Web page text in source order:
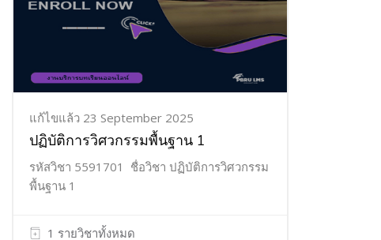
แก้ไขแล้ว 23 September 2025
ปฏิบัติการวิศวกรรมพื้นฐาน 1
รหัสวิชา 5591701 ชื่อวิชา ปฏิบัติการวิศวกรรม
พื้นฐาน 1
1 รายวิชาทั้งหมด